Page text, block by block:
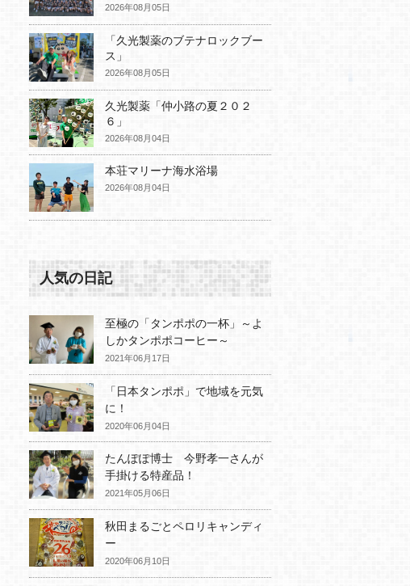
2026年08月05日
「久光製薬のブテナロックブー
ス」
2026年08月05日
久光製薬「仲小路の夏２０２
６」
2026年08月04日
本荘マリーナ海水浴場
2026年08月04日
人気の日記
至極の「タンポポの一杯」～よ
しかタンポポコーヒー～
2021年06月17日
「日本タンポポ」で地域を元気
に！
2020年06月04日
たんぽぽ博士 今野孝一さんが
手掛ける特産品！
2021年05月06日
秋田まるごとペロリキャンディ
ー
2020年06月10日